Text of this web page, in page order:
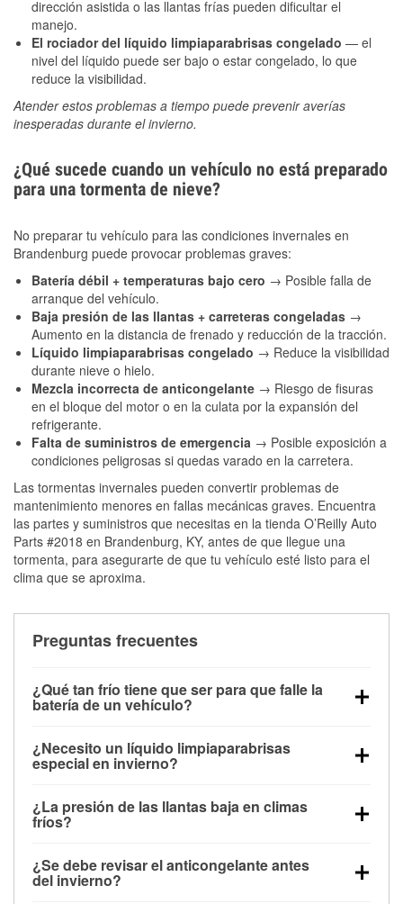
dirección asistida o las llantas frías pueden dificultar el
manejo.
El rociador del líquido limpiaparabrisas congelado — el
nivel del líquido puede ser bajo o estar congelado, lo que
reduce la visibilidad.
Atender estos problemas a tiempo puede prevenir averías
inesperadas durante el invierno.
¿Qué sucede cuando un vehículo no está preparado
para una tormenta de nieve?
No preparar tu vehículo para las condiciones invernales en
Brandenburg puede provocar problemas graves:
Batería débil + temperaturas bajo cero → Posible falla de
arranque del vehículo.
Baja presión de las llantas + carreteras congeladas →
Aumento en la distancia de frenado y reducción de la tracción.
Líquido limpiaparabrisas congelado → Reduce la visibilidad
durante nieve o hielo.
Mezcla incorrecta de anticongelante → Riesgo de fisuras
en el bloque del motor o en la culata por la expansión del
refrigerante.
Falta de suministros de emergencia → Posible exposición a
condiciones peligrosas si quedas varado en la carretera.
Las tormentas invernales pueden convertir problemas de
mantenimiento menores en fallas mecánicas graves. Encuentra
las partes y suministros que necesitas en la tienda O’Reilly Auto
Parts #2018 en Brandenburg, KY, antes de que llegue una
tormenta, para asegurarte de que tu vehículo esté listo para el
clima que se aproxima.
Preguntas frecuentes
¿Qué tan frío tiene que ser para que falle la
batería de un vehículo?
debajo de los 32 °F y puede perder hasta la mitad de
su potencia de arranque cerca de los 0 °F, lo que
arranque.
¿Necesito un líquido limpiaparabrisas
especial en invierno?
la congelación y ayuda a disolver la sal y la nieve
derretida en la carretera para mejorar la visibilidad.
¿La presión de las llantas baja en climas
fríos?
alrededor de 1 PSI por cada 10 °F que baja la
temperatura. Puedes obtener más información sobre
¿Se debe revisar el anticongelante antes
del invierno?